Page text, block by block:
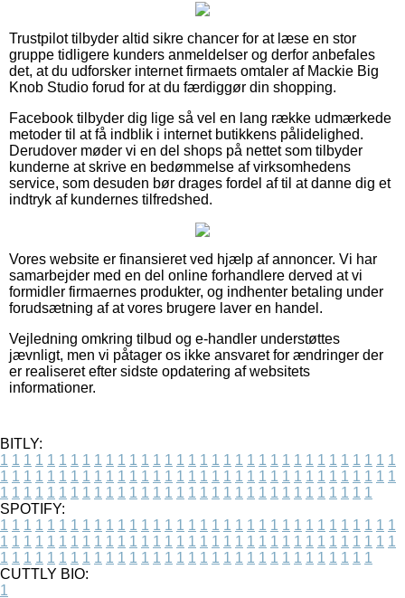
Trustpilot tilbyder altid sikre chancer for at læse en stor
gruppe tidligere kunders anmeldelser og derfor anbefales
det, at du udforsker internet firmaets omtaler af Mackie Big
Knob Studio forud for at du færdiggør din shopping.
Facebook tilbyder dig lige så vel en lang række udmærkede
metoder til at få indblik i internet butikkens pålidelighed.
Derudover møder vi en del shops på nettet som tilbyder
kunderne at skrive en bedømmelse af virksomhedens
service, som desuden bør drages fordel af til at danne dig et
indtryk af kundernes tilfredshed.
Vores website er finansieret ved hjælp af annoncer. Vi har
samarbejder med en del online forhandlere derved at vi
formidler firmaernes produkter, og indhenter betaling under
forudsætning af at vores brugere laver en handel.
Vejledning omkring tilbud og e-handler understøttes
jævnligt, men vi påtager os ikke ansvaret for ændringer der
er realiseret efter sidste opdatering af websitets
informationer.
BITLY:
1 1 1 1 1 1 1 1 1 1 1 1 1 1 1 1 1 1 1 1 1 1 1 1 1 1 1 1 1 1 1 1 1 1
1 1 1 1 1 1 1 1 1 1 1 1 1 1 1 1 1 1 1 1 1 1 1 1 1 1 1 1 1 1 1 1 1 1
1 1 1 1 1 1 1 1 1 1 1 1 1 1 1 1 1 1 1 1 1 1 1 1 1 1 1 1 1 1 1 1
SPOTIFY:
1 1 1 1 1 1 1 1 1 1 1 1 1 1 1 1 1 1 1 1 1 1 1 1 1 1 1 1 1 1 1 1 1 1
1 1 1 1 1 1 1 1 1 1 1 1 1 1 1 1 1 1 1 1 1 1 1 1 1 1 1 1 1 1 1 1 1 1
1 1 1 1 1 1 1 1 1 1 1 1 1 1 1 1 1 1 1 1 1 1 1 1 1 1 1 1 1 1 1 1
CUTTLY BIO:
1